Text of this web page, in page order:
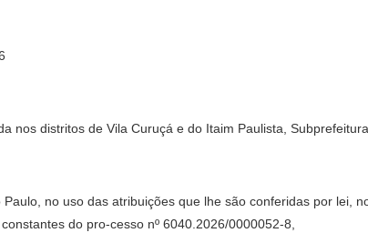
nos distritos de Vila Curuçá e do Itaim Paulista,
no uso das atribuições que lhe são conferidas por lei,
do pro-cesso nº 6040.2026/0000052-8,